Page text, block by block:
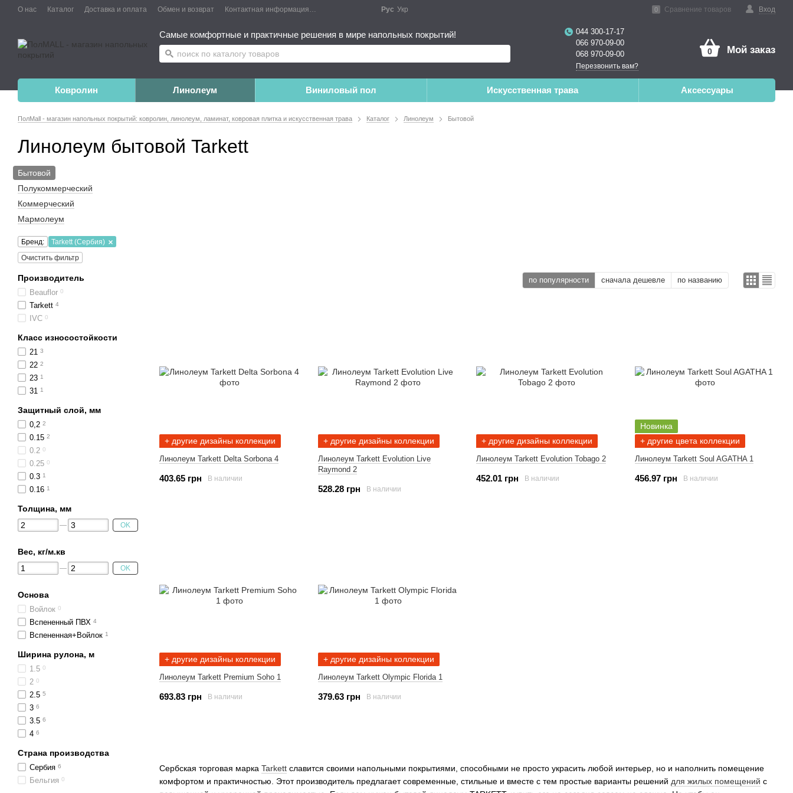
О нас Каталог Доставка и оплата Обмен и возврат Контактная информация Публичный договор Вход
0 Сравнение товаров
Рус Укр
Самые комфортные и практичные решения в мире напольных покрытий!
044 300-17-17
066 970-09-00
068 970-09-00
Перезвонить вам?
0 Мой заказ
Ковролин Линолеум Виниловый пол Искусственная трава Аксессуары
ПолMall - магазин напольных покрытий: ковролин, линолеум, ламинат, ковровая плитка и искусственная трава Каталог Линолеум Бытовой
Линолеум бытовой Tarkett
Сербская торговая марка Tarkett славится своими напольными покрытиями, способными не просто украсить любой интерьер, но и наполнить помещение
комфортом и практичностью. Этот производитель предлагает современные, стильные и вместе с тем простые варианты решений для жилых помещений с
по популярности сначала дешевле по названию
+ другие дизайны коллекции
Линолеум Tarkett Delta Sorbona 4
403.65 грн В наличии
+ другие дизайны коллекции
Линолеум Tarkett Evolution Live
Raymond 2
528.28 грн В наличии
+ другие дизайны коллекции
Линолеум Tarkett Evolution Tobago 2
452.01 грн В наличии
Новинка
+ другие цвета коллекции
Линолеум Tarkett Soul AGATHA 1
456.97 грн В наличии
+ другие дизайны коллекции
Линолеум Tarkett Premium Soho 1
693.83 грн В наличии
+ другие дизайны коллекции
Линолеум Tarkett Olympic Florida 1
379.63 грн В наличии
Бытовой
Полукоммерческий
Коммерческий
Мармолеум
Бренд:
Tarkett (Сербия)
Очистить фильтр
Производитель
Beauflor 0
Tarkett 4
IVC 0
Класс износостойкости
21 3
22 2
23 1
31 1
Защитный слой, мм
0,2 2
0.15 2
0.2 0
0.25 0
0.3 1
0.16 1
Толщина, мм
OK
Вес, кг/м.кв
OK
Основа
Войлок 0
Вспененный ПВХ 4
Вспененная+Войлок 1
Ширина рулона, м
1.5 0
2 0
2.5 5
3 6
3.5 6
4 6
Страна производства
Сербия 6
Бельгия 0